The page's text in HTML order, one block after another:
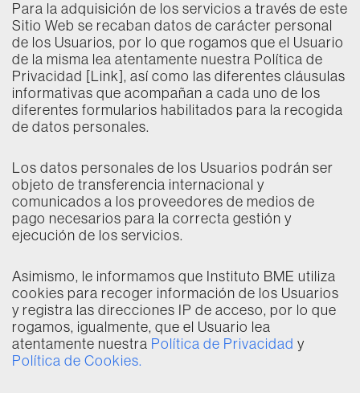
Para la adquisición de los servicios a través de este
Sitio Web se recaban datos de carácter personal
de los Usuarios, por lo que rogamos que el Usuario
de la misma lea atentamente nuestra Política de
Privacidad
[Link], así como las diferentes cláusulas
informativas que acompañan a cada uno de los
diferentes formularios habilitados para la recogida
de datos personales.
Los datos personales de los Usuarios podrán ser
objeto de transferencia internacional y
comunicados a los proveedores de medios de
pago necesarios para la correcta gestión y
ejecución de los servicios.
Asimismo, le informamos que Instituto BME utiliza
cookies para recoger información de los Usuarios
y registra las direcciones IP de acceso, por lo que
rogamos, igualmente, que el Usuario lea
atentamente nuestra Política de Privacidad y
Política de Cookies.